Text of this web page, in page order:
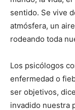
sentido. Se vive
atmósfera, un
rodeando toda
Los psicólogos
enfer­medad o
ser objeti­vos,
invadido nues­tra